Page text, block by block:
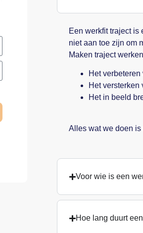
Een werkfit traject is
niet aan toe zijn om
Maken traject
Het
Het versterken
Het in beeld
Alles wat we doen is
Voor wie is een
Hoe lang duurt